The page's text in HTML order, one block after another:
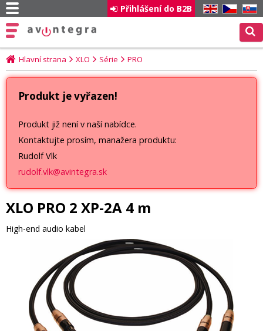
EN CZ SK
Přihlášení do B2B
Hlavní strana XLO Série PRO
Produkt je vyřazen!
Produkt již není v naší nabídce.
Kontaktujte prosím, manažera produktu:
Rudolf Vlk
rudolf.vlk@avintegra.sk
XLO PRO 2 XP-2A 4 m
High-end audio kabel